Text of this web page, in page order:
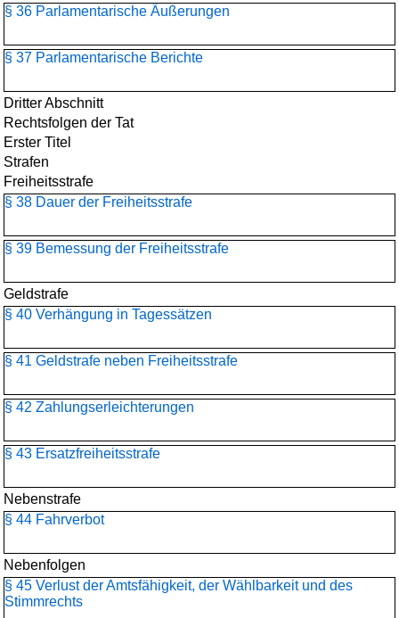
§ 36 Parlamentarische Äußerungen
§ 37 Parlamentarische Berichte
Dritter Abschnitt
Rechtsfolgen der Tat
Erster Titel
Strafen
Freiheitsstrafe
§ 38 Dauer der Freiheitsstrafe
§ 39 Bemessung der Freiheitsstrafe
Geldstrafe
§ 40 Verhängung in Tagessätzen
§ 41 Geldstrafe neben Freiheitsstrafe
§ 42 Zahlungserleichterungen
§ 43 Ersatzfreiheitsstrafe
Nebenstrafe
§ 44 Fahrverbot
Nebenfolgen
§ 45 Verlust der Amtsfähigkeit, der Wählbarkeit und des
Stimmrechts